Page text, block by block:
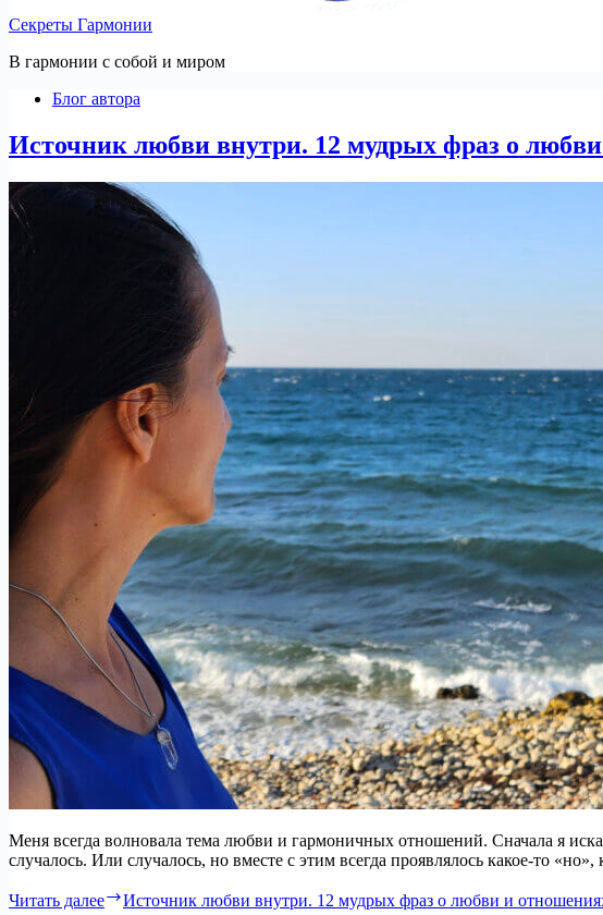
Секреты Гармонии
В гармонии c собой и миром
Блог автора
Источник любви внутри. 12 мудрых фраз о
Меня всегда волновала тема любви и гармоничных отношений. Сначала я
случалось. Или случалось, но вместе с этим всегда проявлялось какое-то
Читать далее
Источник любви внутри. 12 мудрых фраз о любви и